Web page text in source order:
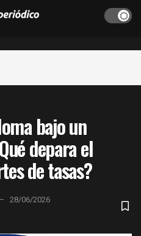
bajo un
depara el
de tasas?
28/06/2026